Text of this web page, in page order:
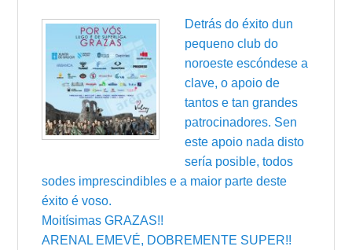
Detrás do éxito dun
pequeno club do
noroeste escóndese a
clave, o apoio de
tantos e tan grandes
patrocinadores. Sen
este apoio nada disto
sería posible, todos
sodes imprescindibles e a maior parte deste
éxito é voso.
Moitísimas GRAZAS!!
ARENAL EMEVÉ, DOBREMENTE SUPER!!